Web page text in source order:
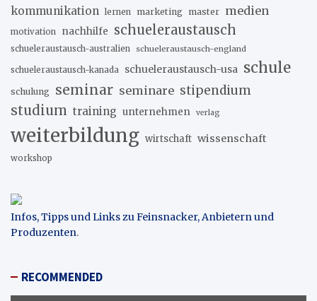
kommunikation lernen marketing master medien
motivation nachhilfe schueleraustausch
schueleraustausch-australien schueleraustausch-england
schueleraustausch-kanada schueleraustausch-usa schule
schulung seminar seminare stipendium
studium training unternehmen verlag
weiterbildung wirtschaft wissenschaft
workshop
Infos, Tipps und Links zu Feinsnacker, Anbietern und
Produzenten.
RECOMMENDED